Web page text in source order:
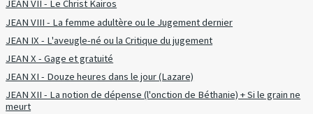
JEAN VII - Le Christ Kairos
JEAN VIII - La femme adultère ou le Jugement dernier
JEAN IX - L'aveugle-né ou la Critique du jugement
JEAN X - Gage et gratuité
JEAN XI - Douze heures dans le jour (Lazare)
JEAN XII - La notion de dépense (l'onction de Béthanie) + Si le grain ne
meurt